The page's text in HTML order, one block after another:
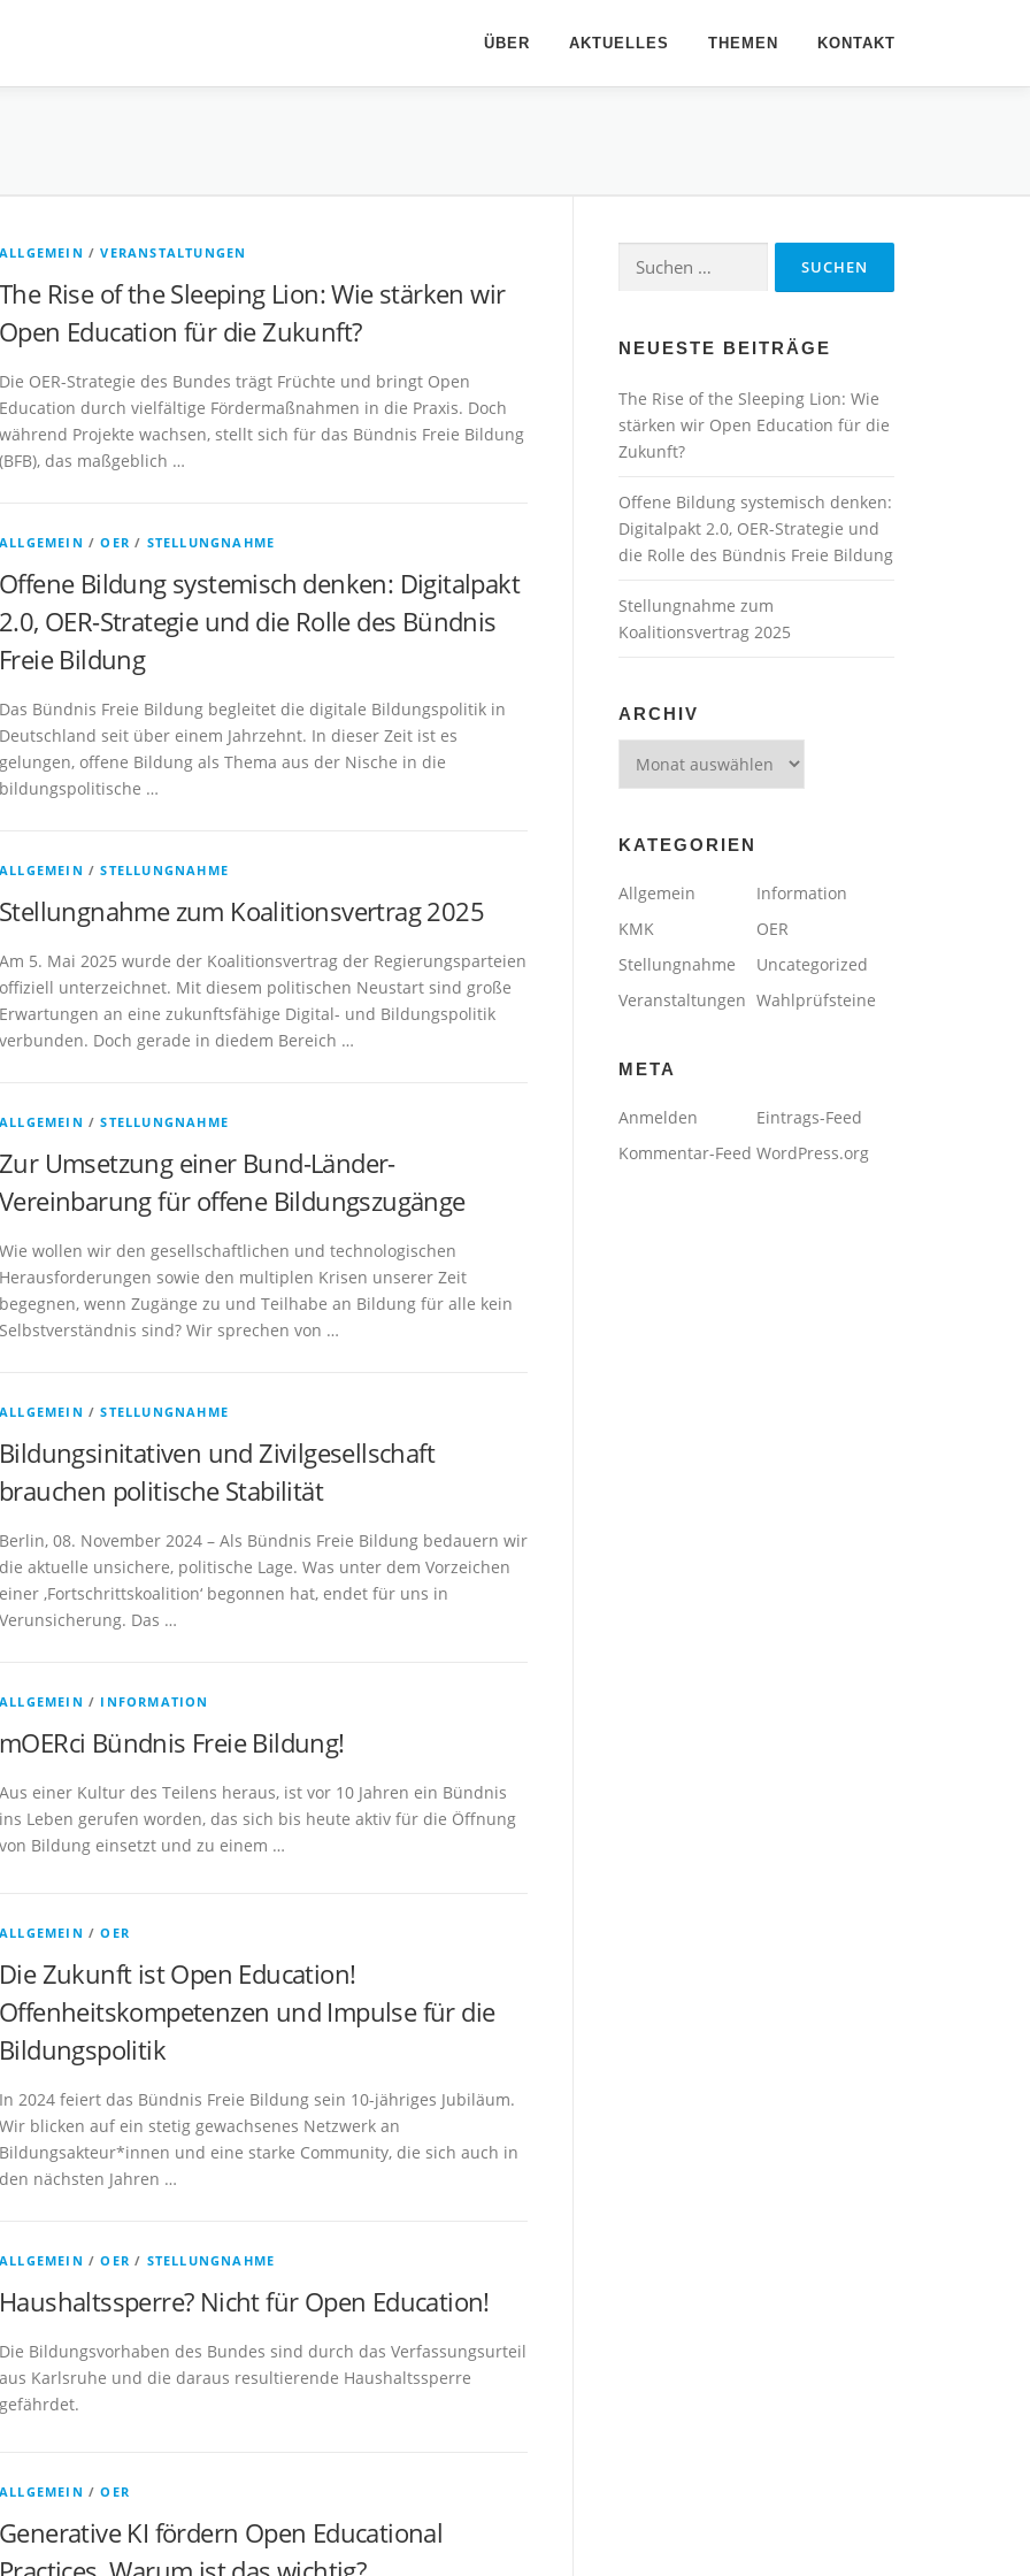
ÜBER AKTUELLES THEMEN KONTAKT
ALLGEMEIN /VERANSTALTUNGEN
The Rise of the Sleeping Lion: Wie stärken wir
Open Education für die Zukunft?
Die OER-Strategie des Bundes trägt Früchte und bringt Open
Education durch vielfältige Fördermaßnahmen in die Praxis. Doch
während Projekte wachsen, stellt sich für das Bündnis Freie Bildung
(BFB), das maßgeblich …
ALLGEMEIN /OER / STELLUNGNAHME
Offene Bildung systemisch denken: Digitalpakt
2.0, OER-Strategie und die Rolle des Bündnis
Freie Bildung
Das Bündnis Freie Bildung begleitet die digitale Bildungspolitik in
Deutschland seit über einem Jahrzehnt. In dieser Zeit ist es
gelungen, offene Bildung als Thema aus der Nische in die
bildungspolitische …
ALLGEMEIN /STELLUNGNAHME
Stellungnahme zum Koalitionsvertrag 2025
Am 5. Mai 2025 wurde der Koalitionsvertrag der Regierungsparteien
offiziell unterzeichnet. Mit diesem politischen Neustart sind große
Erwartungen an eine zukunftsfähige Digital- und Bildungspolitik
verbunden. Doch gerade in diedem Bereich …
ALLGEMEIN /STELLUNGNAHME
Zur Umsetzung einer Bund-Länder-
Vereinbarung für offene Bildungszugänge
Wie wollen wir den gesellschaftlichen und technologischen
Herausforderungen sowie den multiplen Krisen unserer Zeit
begegnen, wenn Zugänge zu und Teilhabe an Bildung für alle kein
Selbstverständnis sind? Wir sprechen von …
ALLGEMEIN /STELLUNGNAHME
Bildungsinitativen und Zivilgesellschaft
brauchen politische Stabilität
Berlin, 08. November 2024 – Als Bündnis Freie Bildung bedauern wir
die aktuelle unsichere, politische Lage. Was unter dem Vorzeichen
einer ‚Fortschrittskoalition‘ begonnen hat, endet für uns in
Verunsicherung. Das …
ALLGEMEIN / INFORMATION
mOERci Bündnis Freie Bildung!
Aus einer Kultur des Teilens heraus, ist vor 10 Jahren ein Bündnis
ins Leben gerufen worden, das sich bis heute aktiv für die Öffnung
von Bildung einsetzt und zu einem …
ALLGEMEIN /OER
Die Zukunft ist Open Education!
Offenheitskompetenzen und Impulse für die
Bildungspolitik
In 2024 feiert das Bündnis Freie Bildung sein 10-jähriges Jubiläum.
Wir blicken auf ein stetig gewachsenes Netzwerk an
Bildungsakteur*innen und eine starke Community, die sich auch in
den nächsten Jahren …
ALLGEMEIN /OER / STELLUNGNAHME
Haushaltssperre? Nicht für Open Education!
Die Bildungsvorhaben des Bundes sind durch das Verfassungsurteil
aus Karlsruhe und die daraus resultierende Haushaltssperre
gefährdet.
ALLGEMEIN /OER
Generative KI fördern Open Educational
Suchen
nach:
NEUESTE BEITRÄGE
The Rise of the Sleeping Lion: Wie
stärken wir Open Education für die
Zukunft?
Offene Bildung systemisch denken:
Digitalpakt 2.0, OER-Strategie und
die Rolle des Bündnis Freie Bildung
Stellungnahme zum
Koalitionsvertrag 2025
ARCHIV
KATEGORIEN
Allgemein
Information
KMK
OER
Stellungnahme
Uncategorized
Veranstaltungen Wahlprüfsteine
META
Anmelden
Eintrags-Feed
Kommentar-Feed WordPress.org